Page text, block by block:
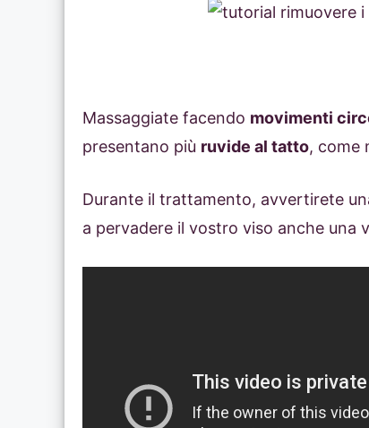
Massaggiate facendo movimenti
presentano più ruvide al tatto, come
Durante il trattamento, avvertirete
a pervadere il vostro viso anche una